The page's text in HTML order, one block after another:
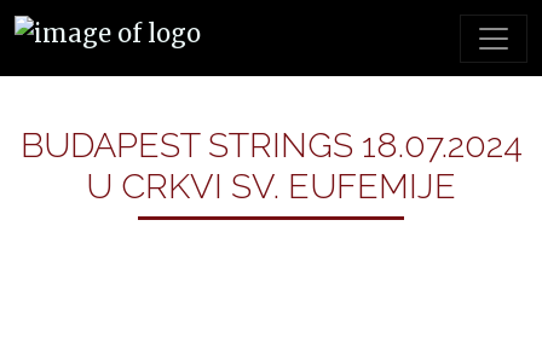
BUDAPEST STRINGS 18.07.2024
U CRKVI SV. EUFEMIJE